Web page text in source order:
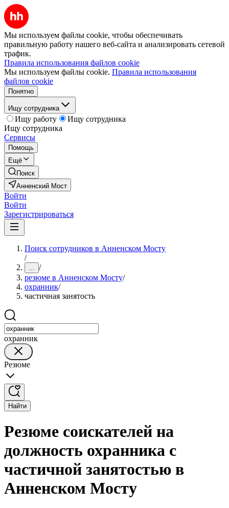
Мы используем файлы cookie, чтобы обеспечивать
правильную работу нашего веб-сайта и анализировать сетевой
трафик.
Правила использования файлов cookie
Мы используем файлы cookie. Правила использования
файлов cookie
Понятно
Ищу сотрудника
Ищу работу
Ищу сотрудника
Ищу сотрудника
Сервисы
Помощь
Ещё
Поиск
Анненский Мост
Войти
Войти
Зарегистрироваться
Поиск сотрудников в Анненском Мосту
/
... /
резюме в Анненском Мосту/
охранник/
частичная занятость
охранник
Резюме
Найти
Резюме соискателей на
должность охранника с
частичной занятостью в
Анненском Мосту